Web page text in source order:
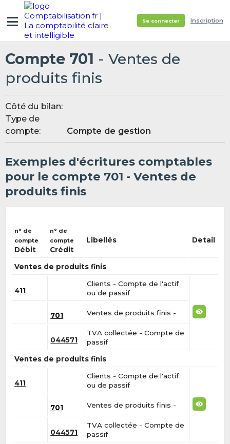
Se connecter Inscription
Compte 701 - Ventes de
produits finis
Côté du bilan:
Type de
compte:
Compte de gestion
Exemples d'écritures comptables
pour le compte 701 - Ventes de
produits finis
n° de
compte
Débit
n° de
compte
Crédit
Libellés Detail
Ventes de produits finis
411
Clients - Compte de l'actif
ou de passif
701 Ventes de produits finis -
044571
TVA collectée - Compte de
passif
Ventes de produits finis
411
Clients - Compte de l'actif
ou de passif
701 Ventes de produits finis -
044571
TVA collectée - Compte de
passif